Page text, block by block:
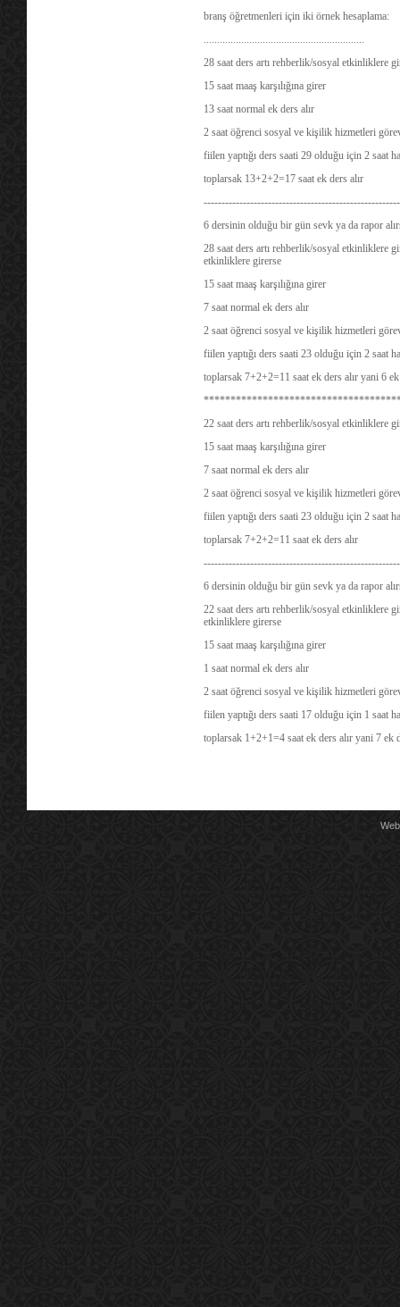
branş öğretmenleri için iki örnek hesaplama:
............................................................
28 saat ders artı rehberlik/sosyal etkinliklere
15 saat maaş karşılığına girer
13 saat normal ek ders alır
2 saat öğrenci sosyal ve kişilik hizmetleri
fiilen yaptığı ders saati 29 olduğu için 2 saat
toplarsak 13+2+2=17 saat ek ders alır
6 dersinin olduğu bir gün sevk ya da rapor
28 saat ders artı rehberlik/sosyal etkinliklere
etkinliklere girerse
15 saat maaş karşılığına girer
7 saat normal ek ders alır
2 saat öğrenci sosyal ve kişilik hizmetleri
fiilen yaptığı ders saati 23 olduğu için 2 saat
toplarsak 7+2+2=11 saat ek ders alır yani 6
22 saat ders artı rehberlik/sosyal etkinliklere
15 saat maaş karşılığına girer
7 saat normal ek ders alır
2 saat öğrenci sosyal ve kişilik hizmetleri
fiilen yaptığı ders saati 23 olduğu için 2 saat
toplarsak 7+2+2=11 saat ek ders alır
6 dersinin olduğu bir gün sevk ya da rapor
22 saat ders artı rehberlik/sosyal etkinliklere
etkinliklere girerse
15 saat maaş karşılığına girer
1 saat normal ek ders alır
2 saat öğrenci sosyal ve kişilik hizmetleri
fiilen yaptığı ders saati 17 olduğu için 1 saat
toplarsak 1+2+1=4 saat ek ders alır yani 7 ek